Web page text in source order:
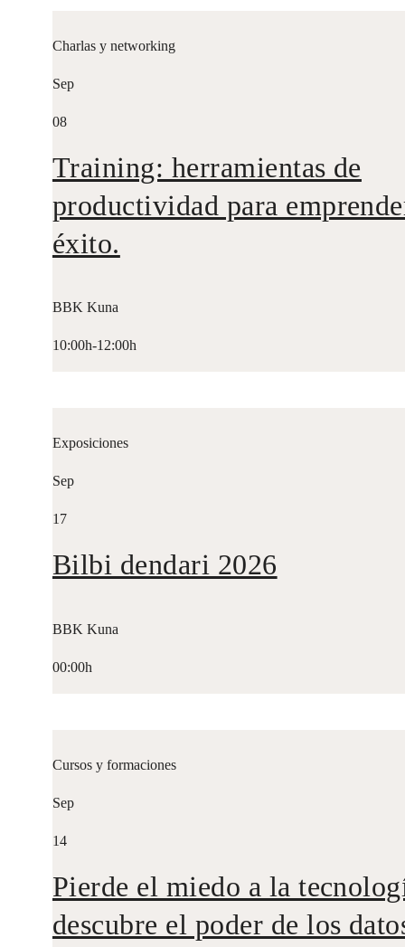
Charlas y networking
Sep
08
Training: herramientas de
productividad para
éxito.
BBK Kuna
10:00h-12:00h
Exposiciones
Sep
17
Bilbi dendari 2026
BBK Kuna
00:00h
Cursos y formaciones
Sep
14
Pierde el miedo a la
descubre el poder de los